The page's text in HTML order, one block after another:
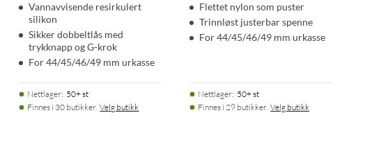
Vannavvisende resirkulert
silikon
Sikker dobbeltlås med
trykknapp og G-krok
For 44/45/46/49 mm urkasse
Nettlager: 50+ st
Finnes i 30 butikker. Velg butikk
Flettet nylon som puster
Trinnløst justerbar spenne
For 44/45/46/49 mm urkasse
Nettlager: 50+ st
Finnes i 29 butikker. Velg butikk